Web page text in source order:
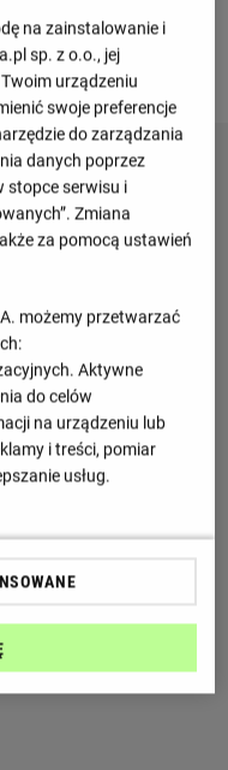
na zainstalowanie i
sp. z o.o., jej
urządzeniu
swoje preferencje
do zarządzania
danych poprzez
stopce serwisu i
Zmiana
za pomocą ustawień
możemy przetwarzać
Aktywne
do celów
na urządzeniu lub
i treści, pomiar
i ulepszanie usług.